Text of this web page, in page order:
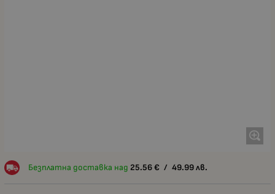
Безплатна доставка над 25.56 € / 49.99 лв.